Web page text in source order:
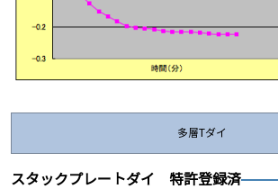
多層Tダイ
スタックプレートダイ 特許登録済